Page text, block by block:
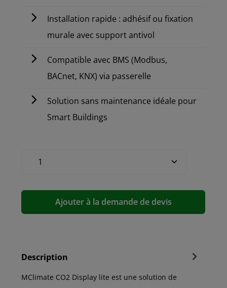
Installation rapide : adhésif ou fixation
murale avec support antivol
Compatible avec BMS (Modbus,
BACnet, KNX) via passerelle
Solution sans maintenance idéale pour
Smart Buildings
Ajouter à la demande de devis
Description
MClimate CO2 Display lite est une solution de